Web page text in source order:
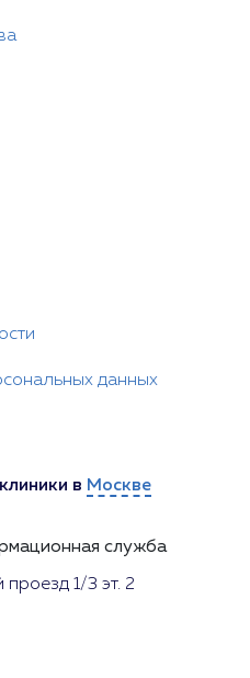
данных
в Москве
служба
1/3 эт. 2